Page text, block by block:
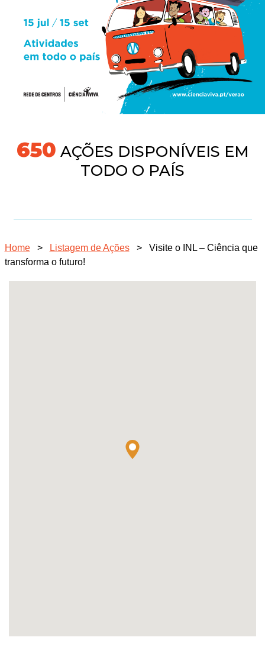
691AÇÕES DISPONÍVEIS EM
TODO O PAÍS
Home > Listagem de Ações >
Visite o INL – Ciência que
transforma o futuro!